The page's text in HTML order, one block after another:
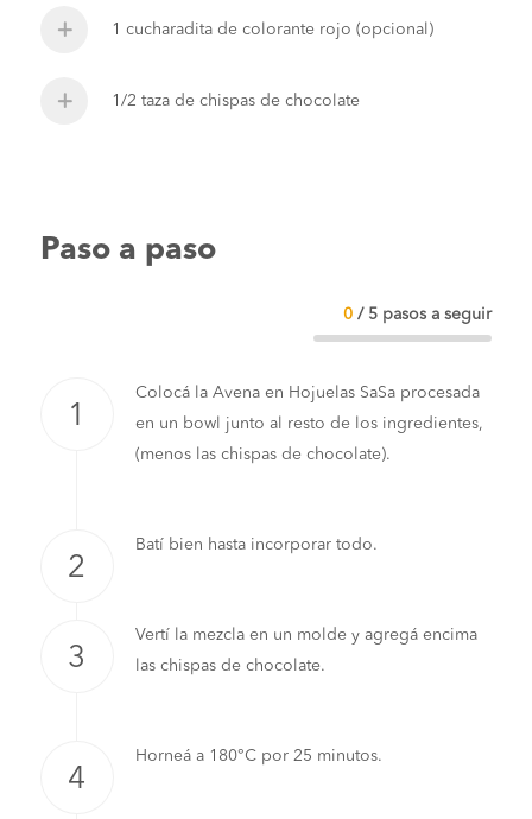
1 cucharadita de colorante rojo (opcional)
1/2 taza de chispas de chocolate
Paso a paso
0 / 5 pasos a seguir
Colocá la Avena en Hojuelas SaSa procesada
en un bowl junto al resto de los ingredientes,
(menos las chispas de chocolate).
Batí bien hasta incorporar todo.
Vertí la mezcla en un molde y agregá encima
las chispas de chocolate.
Horneá a 180°C por 25 minutos.